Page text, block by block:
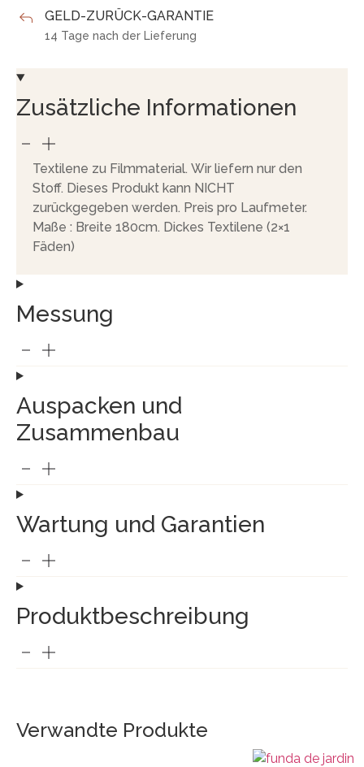
GELD-ZURÜCK-GARANTIE
14 Tage nach der Lieferung
Zusätzliche Informationen
Textilene zu Filmmaterial. Wir liefern nur den
Stoff. Dieses Produkt kann NICHT
zurückgegeben werden. Preis pro Laufmeter.
Maße : Breite 180cm. Dickes Textilene (2×1
Fäden)
Messung
Auspacken und
Zusammenbau
Wartung und Garantien
Produktbeschreibung
Verwandte Produkte